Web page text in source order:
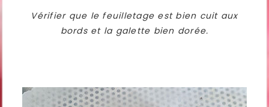
Vérifier que le feuilletage est bien cuit aux
bords et la galette bien dorée.